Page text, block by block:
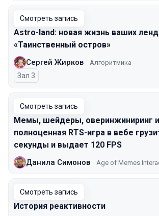
Смотреть запись
Astro-land: новая жизнь ваших
«Таинственный остров»
Сергей Жирков Алгоритмика
Зал 3
Смотреть запись
Мемы, шейдеры, оверинжиниринг и
полноценная RTS-игра в вебе
секунды и выдает 120 FPS
Данила Симонов Age of Memes
Смотреть запись
История реактивности